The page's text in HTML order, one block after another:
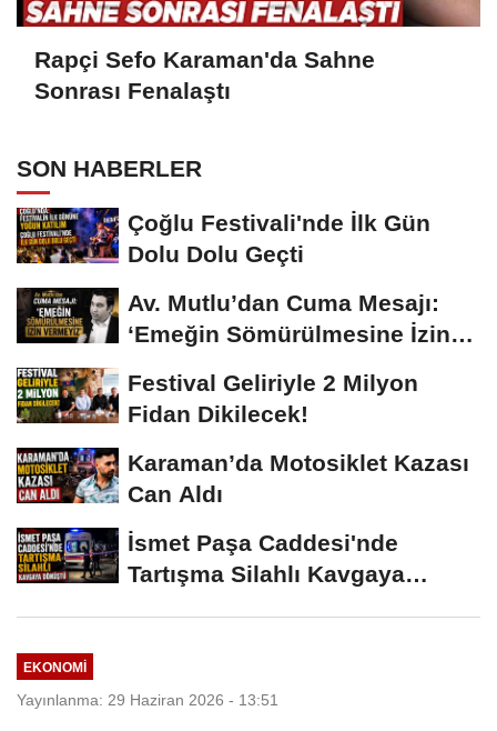
Rapçi Sefo Karaman'da Sahne
Sonrası Fenalaştı
SON HABERLER
Çoğlu Festivali'nde İlk Gün
Dolu Dolu Geçti
Av. Mutlu’dan Cuma Mesajı:
‘Emeğin Sömürülmesine İzin
Festival Geliriyle 2 Milyon
Fidan Dikilecek!
Karaman’da Motosiklet Kazası
Can Aldı
İsmet Paşa Caddesi'nde
Tartışma Silahlı Kavgaya
EKONOMI
Yayınlanma: 29 Haziran 2026 - 13:51